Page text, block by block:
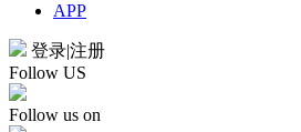
APP
登录|注册
Follow US
Follow us on